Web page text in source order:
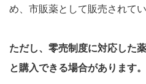
め、市販薬として販売されてい
ただし、零売制度に対応した
と購入できる場合があります。